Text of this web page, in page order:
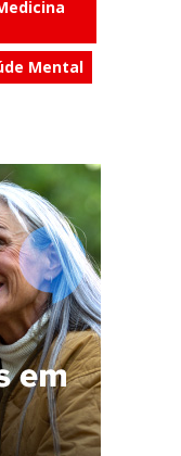
Mental